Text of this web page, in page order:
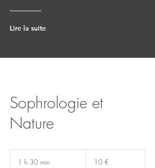
Lire la suite
Sophrologie et
Nature
1 h 30 min 10 €